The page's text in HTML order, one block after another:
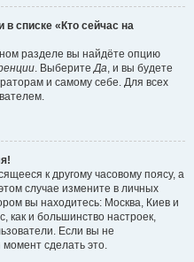
в списке «Кто сейчас на
разделе вы найдёте опцию
. ВыберитеДа, и вы будете
и самому себе. Для всех
к другому часовому поясу, а
случае измените в личных
вы находитесь: Москва, Киев и
как и большинство настроек,
Если вы не
сделать это.